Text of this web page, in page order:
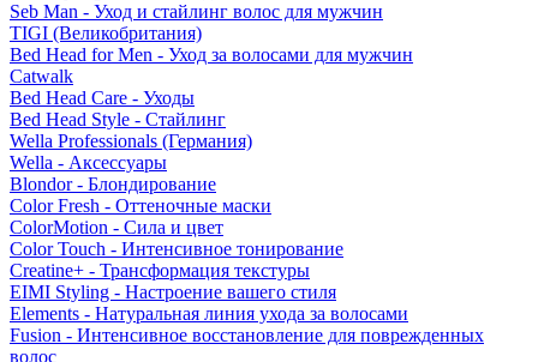
Seb Man - Уход и стайлинг волос для мужчин
TIGI (Великобритания)
Bed Head for Men - Уход за волосами для мужчин
Catwalk
Bed Head Care - Уходы
Bed Head Style - Стайлинг
Wella Professionals (Германия)
Wella - Аксессуары
Blondor - Блондирование
Color Fresh - Оттеночные маски
ColorMotion - Сила и цвет
Color Touch - Интенсивное тонирование
Creatine+ - Трансформация текстуры
EIMI Styling - Настроение вашего стиля
Elements - Натуральная линия ухода за волосами
Fusion - Интенсивное восстановление для поврежденных
волос